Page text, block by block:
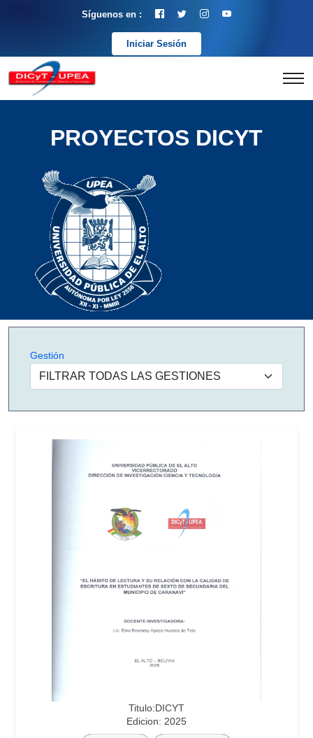
Síguenos en :
Iniciar Sesión
PROYECTOS DICYT
Gestión
Titulo:DICYT
Edicion: 2025